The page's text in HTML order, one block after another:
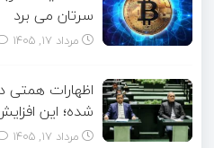
سرتان می برد
مرداد ۱۷, ۱۴۰۵
شده؛ این
مرداد ۱۷, ۱۴۰۵